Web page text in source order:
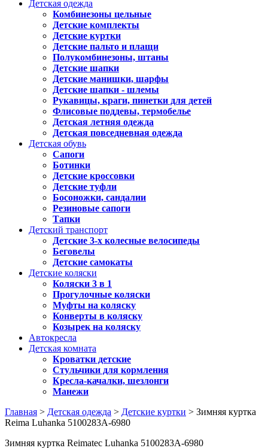
Детская одежда
Комбинезоны цельные
Детские комплекты
Детские куртки
Детские пальто и плащи
Полукомбинезоны, штаны
Детские шапки
Детские манишки, шарфы
Детские шапки - шлемы
Рукавицы, краги, пинетки для детей
Флисовые поддевы, термобелье
Детская летняя одежда
Детская повседневная одежда
Детская обувь
Сапоги
Ботинки
Детские кроссовки
Детские туфли
Босоножки, сандалии
Резиновые сапоги
Тапки
Детский транспорт
Детские 3-х колесные велосипеды
Беговелы
Детские самокаты
Детские коляски
Коляски 3 в 1
Прогулочные коляски
Муфты на коляску
Конверты в коляску
Козырек на коляску
Автокресла
Детская комната
Кроватки детские
Стульчики для кормления
Кресла-качалки, шезлонги
Манежи
Главная > Детская одежда > Детские куртки > Зимняя куртка
Reima Luhanka 5100283A-6980
Зимняя куртка Reimatec Luhanka 5100283A-6980